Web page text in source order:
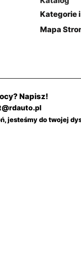
Kategorie
Mapa
Napisz!
jesteśmy do twojej